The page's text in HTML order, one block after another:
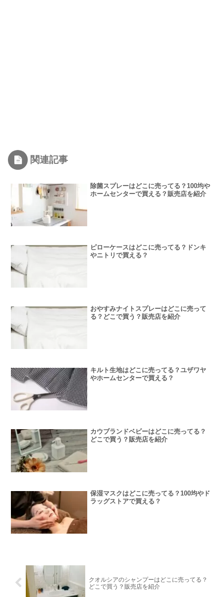
関連記事
除菌スプレーはどこに売ってる？100均や
ホームセンターで買える？販売店を紹介
ピローケースはどこに売ってる？ドンキ
やニトリで買える？
おやすみナイトスプレーはどこに売って
る？どこで買う？販売店を紹介
キルト生地はどこに売ってる？ユザワヤ
やホームセンターで買える？
カウブランドベビーはどこに売ってる？
どこで買う？販売店を紹介
保湿マスクはどこに売ってる？100均やド
ラッグストアで買える？
クオルシアのシャンプーはどこに売ってる？
どこで買う？販売店を紹介